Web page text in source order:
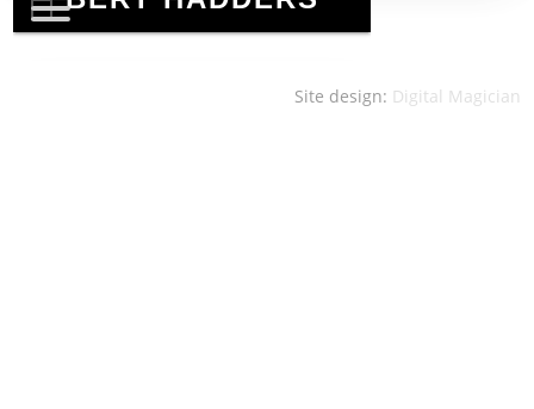
Site design: Digital Magician